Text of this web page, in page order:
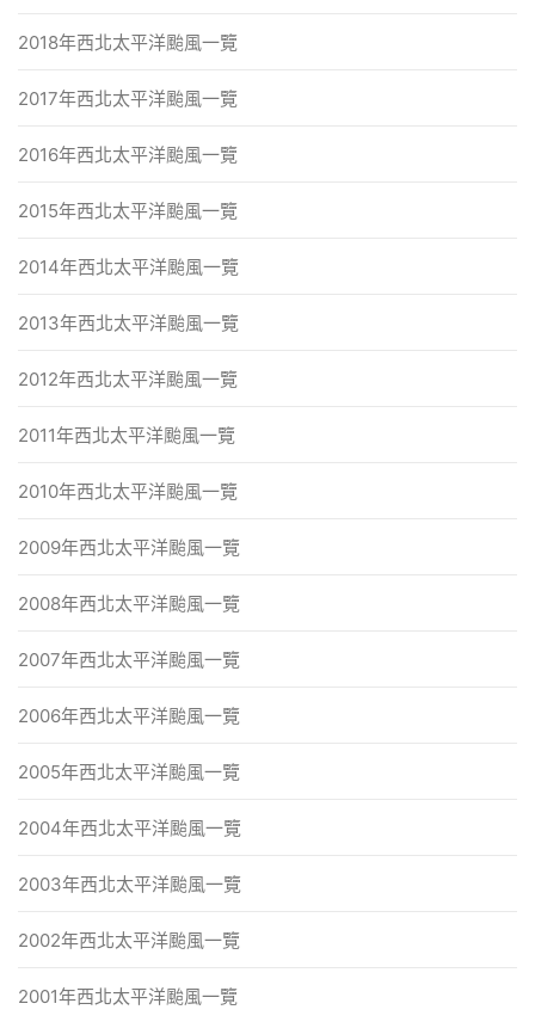
2018年西北太平洋颱風一覽
2017年西北太平洋颱風一覽
2016年西北太平洋颱風一覽
2015年西北太平洋颱風一覽
2014年西北太平洋颱風一覽
2013年西北太平洋颱風一覽
2012年西北太平洋颱風一覽
2011年西北太平洋颱風一覽
2010年西北太平洋颱風一覽
2009年西北太平洋颱風一覽
2008年西北太平洋颱風一覽
2007年西北太平洋颱風一覽
2006年西北太平洋颱風一覽
2005年西北太平洋颱風一覽
2004年西北太平洋颱風一覽
2003年西北太平洋颱風一覽
2002年西北太平洋颱風一覽
2001年西北太平洋颱風一覽